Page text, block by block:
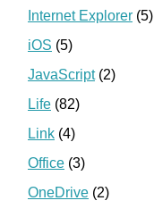
Internet Explorer (5)
iOS (5)
JavaScript(2)
Life (82)
Link (4)
Office (3)
OneDrive (2)